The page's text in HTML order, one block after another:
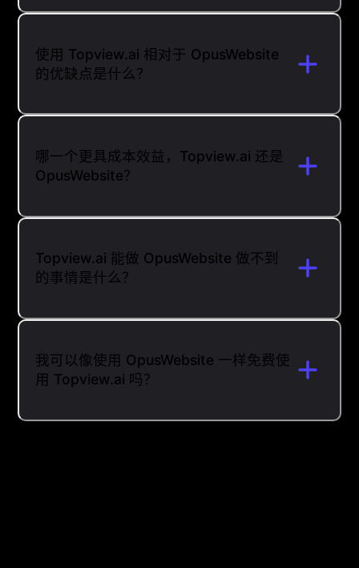
使用 Topview.ai 相对于 OpusWebsite
的优缺点是什么？
哪一个更具成本效益，Topview.ai 还是
OpusWebsite？
Topview.ai 能做 OpusWebsite 做不到
的事情是什么？
我可以像使用 OpusWebsite 一样免费使
用 Topview.ai 吗？